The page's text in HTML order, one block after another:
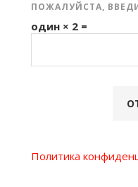
ПОЖАЛУЙСТА,
один × 2 =
Политика